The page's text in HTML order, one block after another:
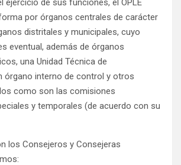
ejercicio de sus funciones, el OPLE
por órganos centrales de carácter
distritales y municipales, cuyo
eventual, además de órganos
una Unidad Técnica de
órgano interno de control y otros
como son las comisiones
y temporales (de acuerdo con su
los Consejeros y Consejeras